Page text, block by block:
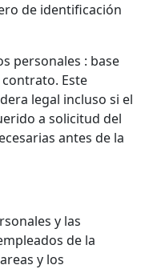
de identificación
personales : base
Este
legal incluso si el
a solicitud del
antes de la
y las
de la
y los